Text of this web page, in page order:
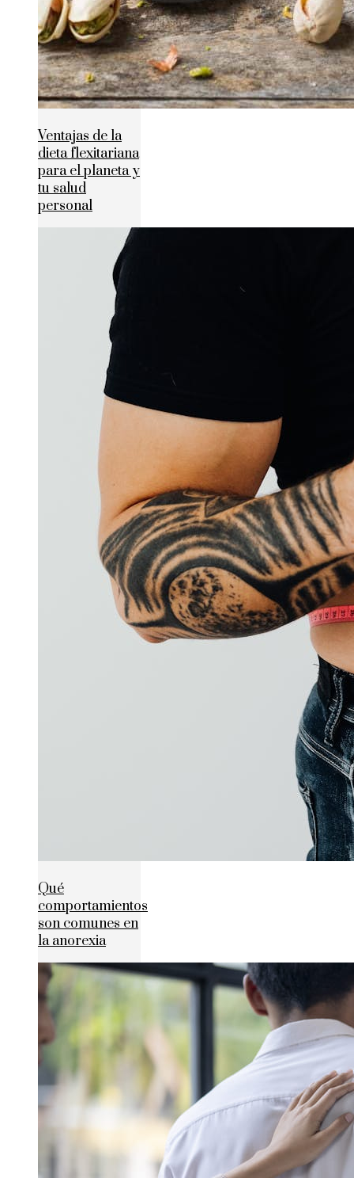
Ventajas de la
dieta flexitariana
para el planeta y
tu salud
personal
Qué
comportamientos
son comunes en
la anorexia